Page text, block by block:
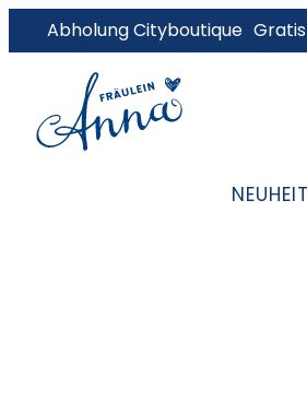
Abholung Cityboutique